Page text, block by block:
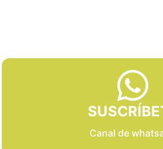
Canal de